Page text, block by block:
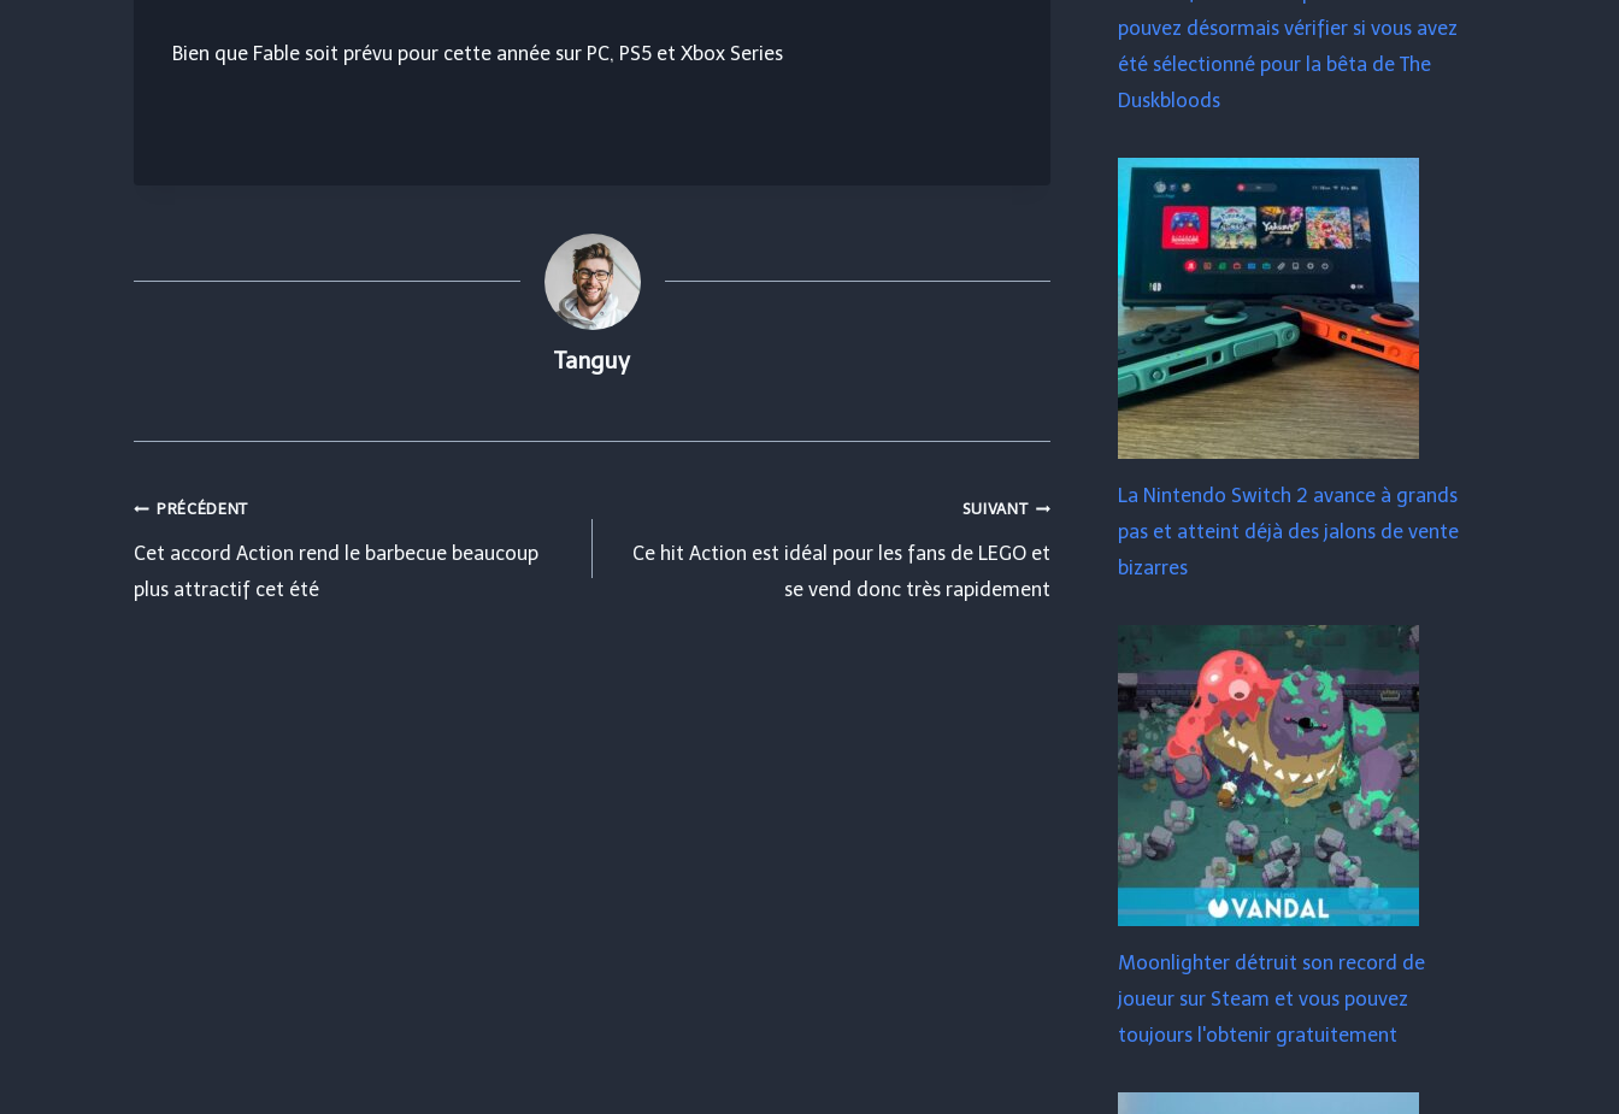
Bien que Fable soit prévu pour cette année sur PC, PS5 et Xbox Series
Tanguy
Navigation
de
PRÉCÉDENT
Cet accord Action rend le barbecue beaucoup
plus attractif cet été
SUIVANT
Ce hit Action est idéal pour les fans de LEGO et
se vend donc très rapidement
pouvez désormais vérifier si vous avez
été sélectionné pour la bêta de The
Duskbloods
La Nintendo Switch 2 avance à grands
pas et atteint déjà des jalons de vente
bizarres
Moonlighter détruit son record de
joueur sur Steam et vous pouvez
toujours l'obtenir gratuitement